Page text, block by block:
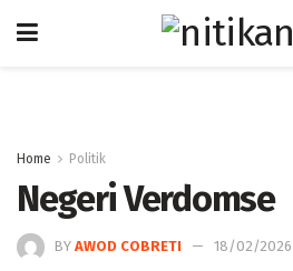
Home Politik
Negeri Verdomse
BY AWOD COBRETI 18/02/2026